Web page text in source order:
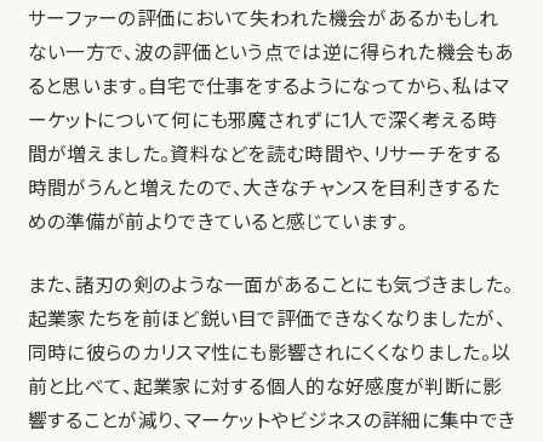
サーファーの評価において失われた機会があるかもしれ
ない一方で、波の評価という点では逆に得られた機会もあ
ると思います。自宅で仕事をするようになってから、私はマ
ーケットについて何にも邪魔されずに1人で深く考える時
間が増えました。資料などを読む時間や、リサーチをする
時間がうんと増えたので、大きなチャンスを目利きするた
めの準備が前よりできていると感じています。
また、諸刃の剣のような一面があることにも気づきました。
起業家たちを前ほど鋭い目で評価できなくなりましたが、
同時に彼らのカリスマ性にも影響されにくくなりました。以
前と比べて、起業家に対する個人的な好感度が判断に影
響することが減り、マーケットやビジネスの詳細に集中でき